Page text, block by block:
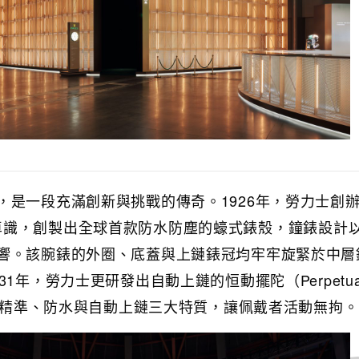
是一段充滿創新與挑戰的傳奇。1926年，勞力士創
，創製出全球首款防水防塵的蠔式錶殼，鐘錶設計
。該腕錶的外圈、底蓋與上鏈錶冠均牢牢旋緊於中層
年，勞力士更研發出自動上鏈的恒動擺陀（
準、防水與自動上鏈三大特質，讓佩戴者活動無拘。